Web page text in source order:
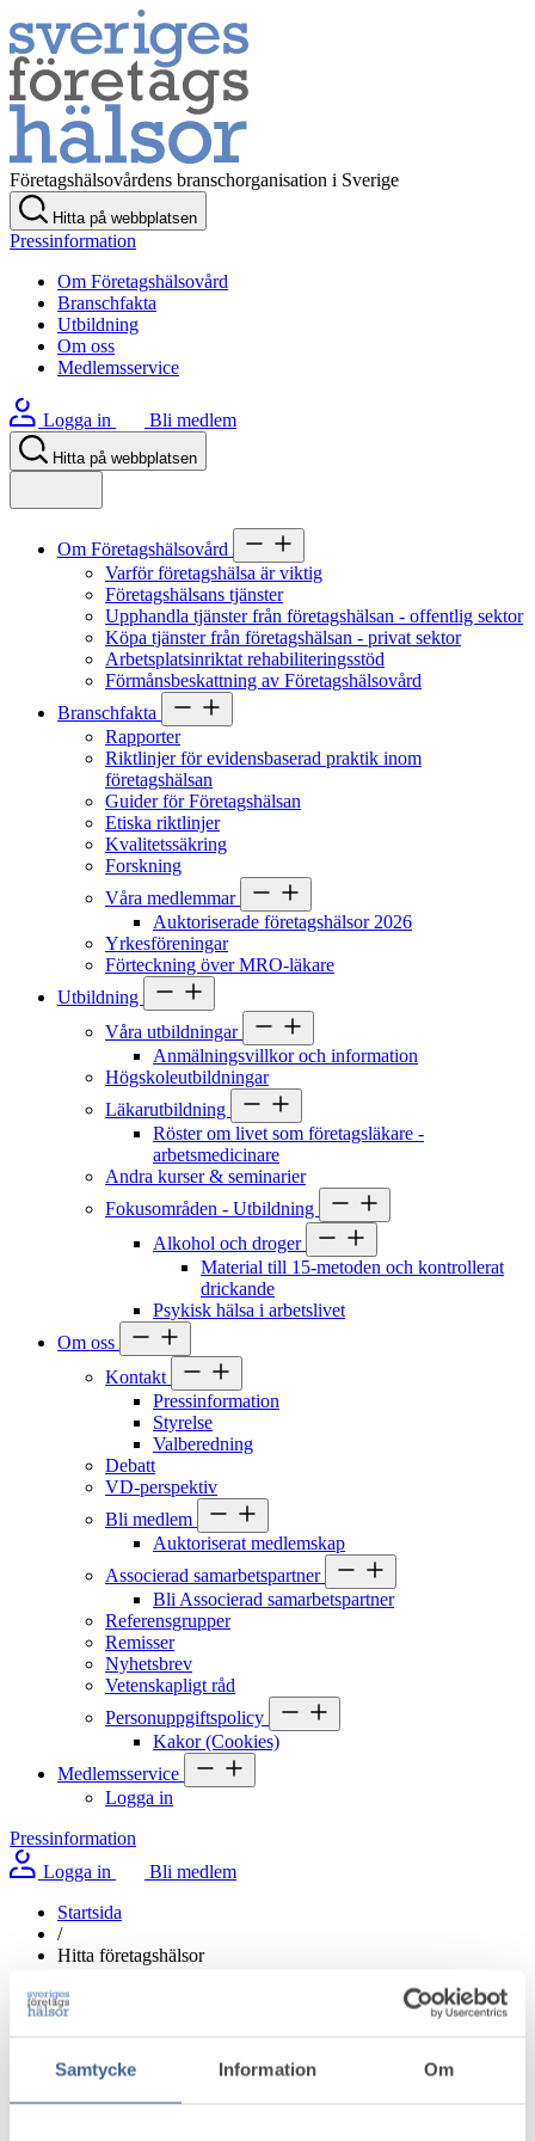
Samtycke Information Om
Företagshälsovårdens branschorganisation i Sverige
Hitta på webbplatsen
Pressinformation
Om Företagshälsovård
Branschfakta
Utbildning
Om oss
Medlemsservice
Logga in Bli medlem
Hitta på webbplatsen
Om Företagshälsovård
Varför företagshälsa är viktig
Företagshälsans tjänster
Upphandla tjänster från företagshälsan - offentlig sektor
Köpa tjänster från företagshälsan - privat sektor
Arbetsplatsinriktat rehabiliteringsstöd
Förmånsbeskattning av Företagshälsovård
Branschfakta
Rapporter
Riktlinjer för evidensbaserad praktik inom
företagshälsan
Guider för Företagshälsan
Etiska riktlinjer
Kvalitetssäkring
Forskning
Våra medlemmar
Auktoriserade företagshälsor 2026
Yrkesföreningar
Förteckning över MRO-läkare
Utbildning
Våra utbildningar
Anmälningsvillkor och information
Högskoleutbildningar
Läkarutbildning
Röster om livet som företagsläkare -
arbetsmedicinare
Andra kurser & seminarier
Fokusområden - Utbildning
Alkohol och droger
Material till 15-metoden och kontrollerat
drickande
Psykisk hälsa i arbetslivet
Om oss
Kontakt
Pressinformation
Styrelse
Valberedning
Debatt
VD-perspektiv
Bli medlem
Auktoriserat medlemskap
Associerad samarbetspartner
Bli Associerad samarbetspartner
Referensgrupper
Remisser
Nyhetsbrev
Vetenskapligt råd
Personuppgiftspolicy
Kakor (Cookies)
Medlemsservice
Logga in
Pressinformation
Logga in
Bli medlem
Startsida
/
Hitta företagshälsor
+